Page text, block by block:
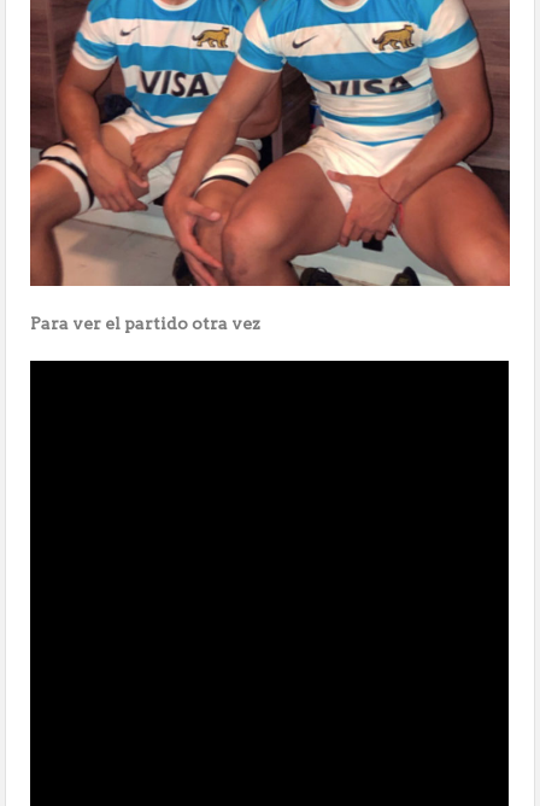
Para ver el partido otra vez